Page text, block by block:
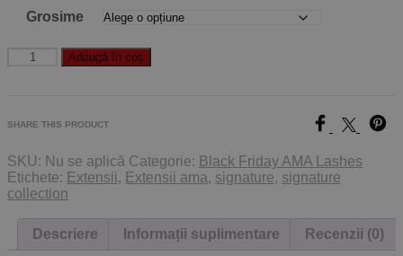
Grosime
Cantitate Adaugă în coș
SHARE THIS PRODUCT
SKU: Nu se aplică Categorie: Black Friday AMA Lashes
Etichete: Extensii, Extensii ama, signature, signature
collection
Descriere Informații suplimentare Recenzii (0)